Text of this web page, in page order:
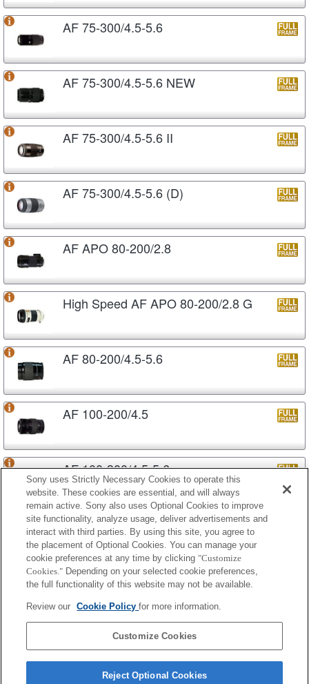
AF 75-300/4.5-5.6
AF 75-300/4.5-5.6 NEW
AF 75-300/4.5-5.6 II
AF 75-300/4.5-5.6 (D)
AF APO 80-200/2.8
High Speed AF APO 80-200/2.8 G
AF 80-200/4.5-5.6
AF 100-200/4.5
AF 100-300/4.5-5.6
AF APO 100-300/4.5-5.6
AF APO 100-300/4.5-5.6 (D)
AF APO 100-400/4.5-6.7
Sony uses Strictly Necessary Cookies to operate this
website. These cookies are essential, and will always
remain active. Sony also uses Optional Cookies to improve
site functionality, analyze usage, deliver advertisements and
interact with third parties. By using this site, you agree to
the placement of Optional Cookies. You can manage your
cookie preferences at any time by clicking "Customize
Cookies." Depending on your selected cookie preferences,
the full functionality of this website may not be available.
Review our Cookie Policyfor more information.
Customize Cookies
Reject Optional Cookies